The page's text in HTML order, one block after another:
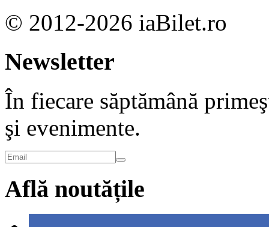
© 2012-2026 iaBilet.ro
Newsletter
În fiecare săptămână
şi evenimente.
Află noutățile